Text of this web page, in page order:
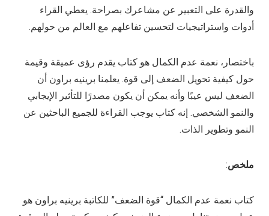
والقدرة على التعبير عن مشاعرك بصراحة. يعطي القراء
أدوات واستراتيجيات لتحسين تفاعلهم مع العالم من حولهم.
باختصار، نعمة عدم الكمال هو كتاب يقدم رؤى عميقة وقيمة
حول كيفية تحويل الضعف إلى قوة. يعلمنا برينيه براون أن
الضعف ليس عيبًا وأنه يمكن أن يكون مصدرًا للتأثير الإيجابي
والنمو الشخصي. إنه كتاب يوجب القراءة للجميع الباحثين عن
النمو وتطوير الذات.
ملخص:
كتاب نعمة عدم الكمال “قوة الضعف” للكاتبة برينيه براون هو